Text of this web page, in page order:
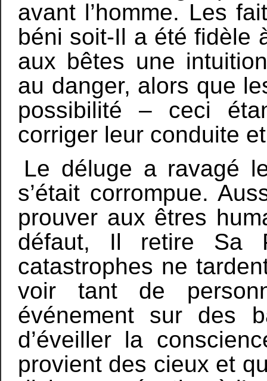
avant l’homme. Les
béni soit-Il a été fidèle
aux bêtes une
au danger, alors que
possibilité – ceci
corriger leur conduite
Le déluge a ravagé
s’était corrompue.
prouver aux êtres
défaut, Il retire Sa
catastrophes ne
voir tant de
événement sur des
d’éveiller la
provient des cieux et